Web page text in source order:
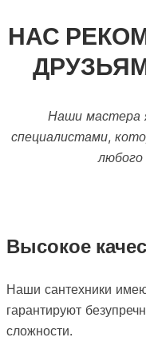
НАС
Наши мастера
специалистами,
любого
Высокое
Наши сантехники
гарантируют
сложности.